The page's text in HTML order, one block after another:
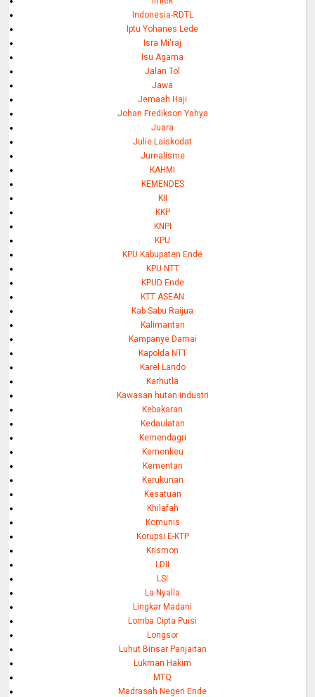
Indonesia-RDTL
Iptu Yohanes Lede
Isra Mi'raj
Isu Agama
Jalan Tol
Jawa
Jemaah Haji
Johan Fredikson Yahya
Juara
Julie Laiskodat
Jurnalisme
KAHMI
KEMENDES
KII
KKP
KNPI
KPU
KPU Kabupaten Ende
KPU NTT
KPUD Ende
KTT ASEAN
Kab Sabu Raijua
Kalimantan
Kampanye Damai
Kapolda NTT
Karel Lando
Karhutla
Kawasan hutan industri
Kebakaran
Kedaulatan
Kemendagri
Kemenkeu
Kementan
Kerukunan
Kesatuan
Khilafah
Komunis
Korupsi E-KTP
Krismon
LDII
LSI
La Nyalla
Lingkar Madani
Lomba Cipta Puisi
Longsor
Luhut Binsar Panjaitan
Lukman Hakim
MTQ
Madrasah Negeri Ende